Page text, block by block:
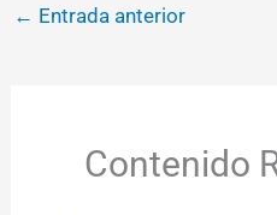
← Entrada anterior
Contenido